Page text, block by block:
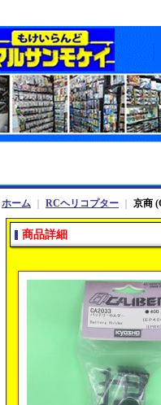
ホーム RCヘリコプター 京商
商品詳細